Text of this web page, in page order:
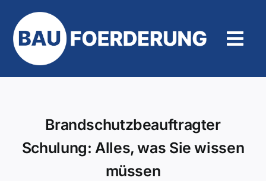
Inhalt
springen
Brandschutzbeauftragter
Schulung: Alles, was Sie wissen
müssen